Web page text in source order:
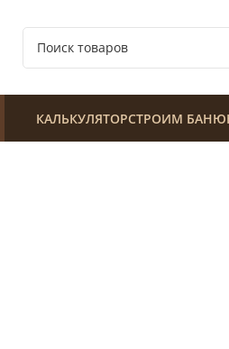
КАЛЬКУЛЯТОРСТРОИМ БАНЮ